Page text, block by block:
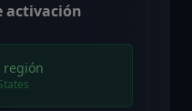
activación
región